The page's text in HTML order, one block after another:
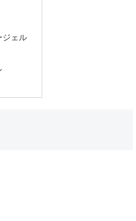
ジェル